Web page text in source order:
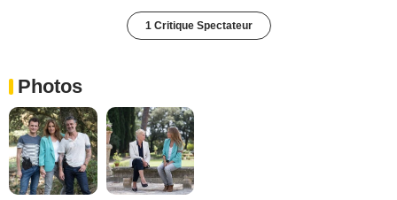
1 Critique Spectateur
Photos